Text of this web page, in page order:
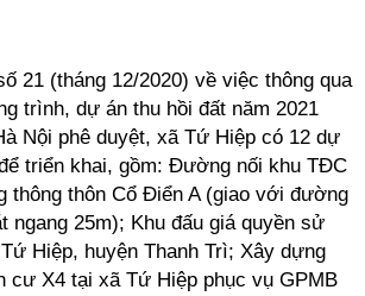
21 (tháng 12/2020) về việc thông qua
trình, dự án thu hồi đất năm 2021
Nội phê duyệt, xã Tứ Hiệp có 12 dự
triển khai, gồm: Đường nối khu TĐC
thông thôn Cổ Điển A (giao với đường
ngang 25m); Khu đấu giá quyền sử
Hiệp, huyện Thanh Trì; Xây dựng
cư X4 tại xã Tứ Hiệp phục vụ GPMB